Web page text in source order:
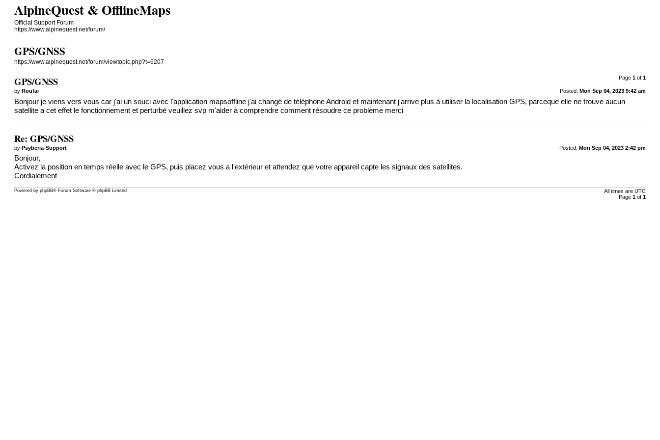
AlpineQuest & OfflineMaps
Official Support Forum
https://www.alpinequest.net/forum/
GPS/GNSS
https://www.alpinequest.net/forum/viewtopic.php?t=6207
Page 1of 1
GPS/GNSS
Posted: Mon Sep 04, 2023 9:42 am
byRoufai
Bonjour je viens vers vous car j'ai un souci avec l'application mapsoffline j'ai changé de téléphone Android et maintenant j'arrive plus à utiliser la localisation GPS, parceque elle ne trouve aucun
satellite a cet effet le fonctionnement et perturbé veuillez svp m'aider à comprendre comment résoudre ce problème merci
Re: GPS/GNSS
Posted: Mon Sep 04, 2023 2:42 pm
byPsyberia-Support
Bonjour,
Activez la position en temps réelle avec le GPS, puis placez vous a l'extérieur et attendez que votre appareil capte les signaux des satellites.
Cordialement
All times are UTC
Page 1of 1
Powered byphpBB® Forum Software © phpBB Limited